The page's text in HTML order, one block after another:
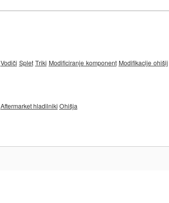
Vodiči Splet Triki Modificiranje komponent Modifikacije ohišij
Aftermarket hladilniki Ohišja